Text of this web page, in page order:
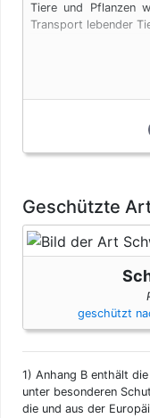
Tiere und Pflanzen
Transport lebender
Geschützte
geschützt
1) Anhang B enthält
unter besonderen
die und aus der